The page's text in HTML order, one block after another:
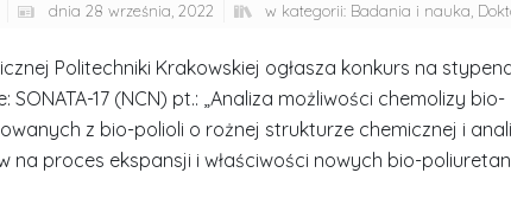
dnia 28 września, 2022 w kategorii: Badania i nauka
Politechniki Krakowskiej ogłasza konkurs na
17 (NCN) pt.: „Analiza możliwości chemolizy bio-
z bio-polioli o rożnej strukturze chemicznej i
proces ekspansji i właściwości nowych bio-